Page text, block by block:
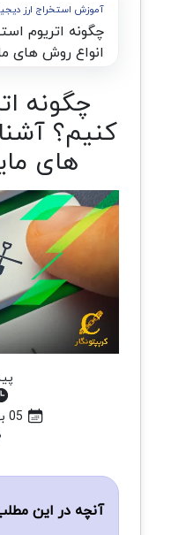
آموزش استخراج ارز
چگونه اتریوم
انواع روش‌ های
چگونه
کنیم؟
های
آنچه در این